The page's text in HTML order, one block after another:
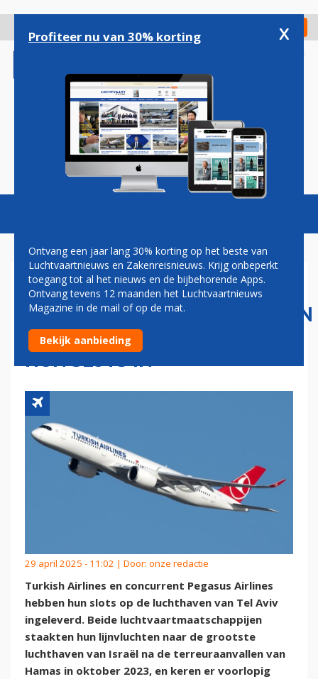
gaan
Check in
Magazine Podcasts Vacatures
TURKSE
LUCHTVAARTMAATSCHAPPIJEN
MIJDEN ISRAËL EN LEVEREN
HUN SLOTS IN
29 april 2025 - 11:02 | Door: onze redactie
Turkish Airlines en concurrent Pegasus Airlines
hebben hun slots op de luchthaven van Tel Aviv
ingeleverd. Beide luchtvaartmaatschappijen
staakten hun lijnvluchten naar de grootste
luchthaven van Israël na de terreuraanvallen van
Hamas in oktober 2023, en keren er voorlopig
Profiteer nu van 30% korting x
Ontvang een jaar lang 30% korting op het beste van
Luchtvaartnieuws en Zakenreisnieuws. Krijg onbeperkt
toegang tot al het nieuws en de bijbehorende Apps.
Ontvang tevens 12 maanden het Luchtvaartnieuws
Magazine in de mail of op de mat.
Bekijk aanbieding